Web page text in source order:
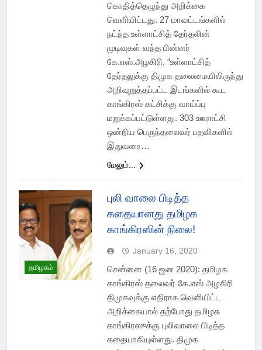
கொதித்தெழுந்து அறிக்கை
வெளியிட்டது. 27 மாவட்டங்களில்
நட்ந்த உள்ளாட்சித் தேர்தலின்
முடிவுகள் வந்த பின்னர்
கே.எஸ்.அழகிரி, “உள்ளாட்சித்
தேர்தலுக்கு திமுக தலைமையிலிருந்து
அறிவுறுத்தப்பட்ட இடங்களில் கூட
காங்கிரஸ் கட்சிக்கு வாய்ப்பு
மறுக்கப்பட்டுள்ளது. 303 ஊராட்சி
ஒன்றிய பெருந்தலைவர் பதவிகளில்
இதுவரை…
மேலும்...
தமிழகம்
புலி வாலை பிடித்த
கதையானது தமிழக
காங்கிரஸின் நிலை!
January 16, 2020
சென்னை (16 ஜன 2020): தமிழக
காங்கிரஸ் தலைவர் கே.எஸ் அழகிரி
திமுகவுக்கு எதிராக வெளியிட்ட
அறிக்கையால் தற்போது தமிழக
காங்கிரஸுக்கு புலிவாலை பிடித்த
கதையாகியுள்ளது. திமுக